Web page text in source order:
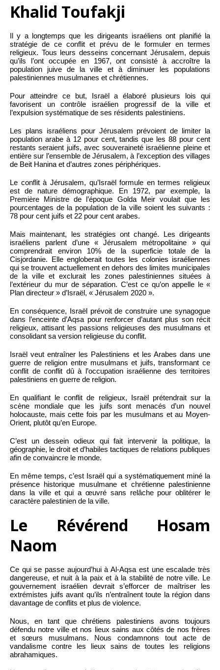
Khalid Toufakji
Il y a longtemps que les dirigeants israéliens ont planifié la
stratégie de ce conflit et prévu de le formuler en termes
religieux. Tous leurs desseins concernant Jérusalem, depuis
qu’ils l’ont occupée en 1967, ont consisté à accroître la
population juive de la ville et à diminuer les populations
palestiniennes musulmanes et chrétiennes.
Pour atteindre ce but, Israël a élaboré plusieurs lois qui
favorisent un contrôle israélien progressif de la ville et
l’expulsion systématique de ses résidents palestiniens.
Les plans israéliens pour Jérusalem prévoient de limiter la
population arabe à 12 pour cent, tandis que les 88 pour cent
restants seraient juifs, avec souveraineté israélienne pleine et
entière sur l’ensemble de Jérusalem, à l’exception des villages
de Beit Hanina et d’autres zones périphériques.
Le conflit à Jérusalem, qu’Israël formule en termes religieux
est de nature démographique. En 1972, par exemple, la
Première Ministre de l’époque Golda Meir voulait que les
pourcentages de la population de la ville soient les suivants :
78 pour cent juifs et 22 pour cent arabes.
Mais maintenant, les stratégies ont changé. Les dirigeants
israéliens parlent d’une « Jérusalem métropolitaine » qui
comprendrait environ 10% de la superficie totale de la
Cisjordanie. Elle engloberait toutes les colonies israéliennes
qui se trouvent actuellement en dehors des limites municipales
de la ville et exclurait les zones palestiniennes situées à
l’extérieur du mur de séparation. C’est ce qu’on appelle le «
Plan directeur » d’Israël, « Jérusalem 2020 ».
En conséquence, Israël prévoit de construire une synagogue
dans l’enceinte d’Aqsa pour renforcer d’autant plus son récit
religieux, attisant les passions religieuses des musulmans et
consolidant sa version religieuse du conflit.
Israël veut entraîner les Palestiniens et les Arabes dans une
guerre de religion entre musulmans et juifs, transformant ce
conflit de conflit dû à l’occupation israélienne des territoires
palestiniens en guerre de religion.
En qualifiant le conflit de religieux, Israël prétendrait sur la
scène mondiale que les juifs sont menacés d’un nouvel
holocauste, mais cette fois par les musulmans et au Moyen-
Orient, plutôt qu’en Europe.
C’est un dessein odieux qui fait intervenir la politique, la
géographie, le droit et d’habiles tactiques de relations publiques
afin de convaincre le monde.
En même temps, c’est Israël qui a systématiquement miné la
présence historique musulmane et chrétienne palestinienne
dans la ville et qui a œuvré sans relâche pour oblitérer le
caractère palestinien de la ville.
Le Révérend Hosam
Naom
Ce qui se passe aujourd’hui à Al-Aqsa est une escalade très
dangereuse, et nuit à la paix et à la stabilité de notre ville. Le
gouvernement israélien devrait s’efforcer de maîtriser les
extrémistes juifs avant qu’ils n’entraînent toute la région dans
davantage de conflits et plus de violence.
Nous, en tant que chrétiens palestiniens avons toujours
défendu notre ville et nos lieux sains aux côtés de nos frères
et sœurs musulmans. Nous condamnons tout acte de
vandalisme contre les lieux sains de toutes les religions
abrahamiques.